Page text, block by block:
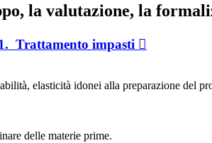
la valutazione, la
Trattamento impasti
elasticità idonei alla preparazione del
delle materie prime.